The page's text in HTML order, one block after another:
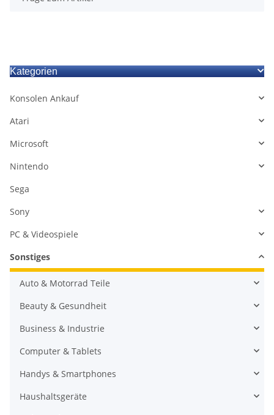
Kategorien
Konsolen Ankauf
Atari
Microsoft
Nintendo
Sega
Sony
PC & Videospiele
Sonstiges
Auto & Motorrad Teile
Beauty & Gesundheit
Business & Industrie
Computer & Tablets
Handys & Smartphones
Haushaltsgeräte